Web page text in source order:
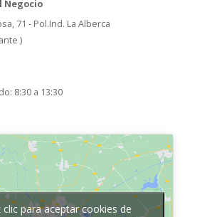
Negocio
71 - Pol.Ind. La Alberca
)
8:30 a 13:30
clic para aceptar cookies de